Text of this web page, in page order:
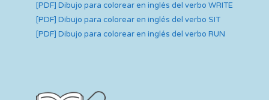
[PDF] Dibujo para colorear en inglés del verbo WRITE
[PDF] Dibujo para colorear en inglés del verbo SIT
[PDF] Dibujo para colorear en inglés del verbo RUN